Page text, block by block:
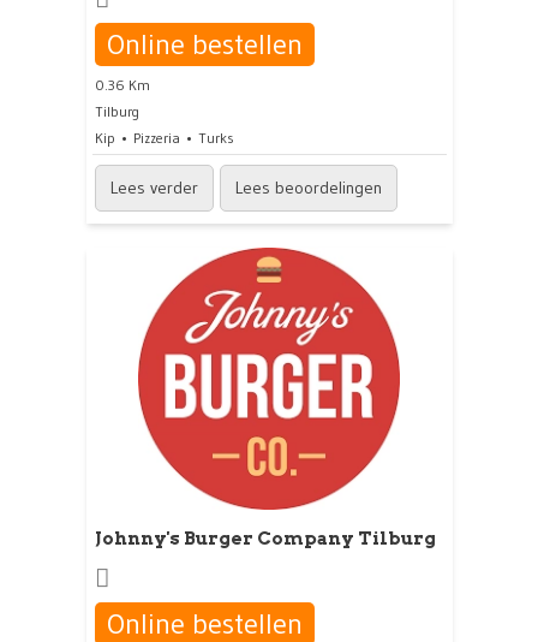
Online bestellen
0.36 Km
Tilburg
Kip
Pizzeria Turks
Lees verder Lees beoordelingen
Johnny's Burger Company Tilburg
Online bestellen